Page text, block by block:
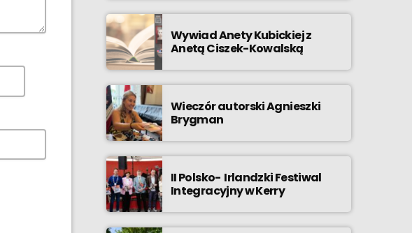
Wywiad Anety Kubickiej z
Anetą Ciszek-Kowalską
Wieczór autorski Agnieszki
Brygman
II Polsko- Irlandzki Festiwal
Integracyjny w Kerry